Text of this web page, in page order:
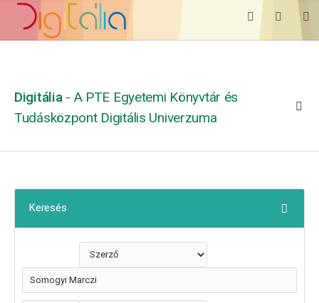
Digitália - A PTE Egyetemi Könyvtár és
Tudásközpont Digitális Univerzuma
Keresés